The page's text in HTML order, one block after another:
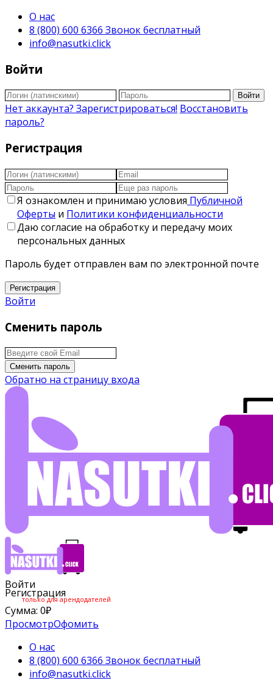
О нас
8 (800) 600 6366 Звонок бесплатный
info@nasutki.click
Войти
Войти
Нет аккаунта? Зарегистрироваться! Восстановить
пароль?
Регистрация
Я ознакомлен и принимаю условия Публичной
Оферты и Политики конфиденциальности
Даю согласие на обработку и передачу моих
персональных данных
Пароль будет отправлен вам по электронной почте
Регистрация
Войти
Сменить пароль
Сменить пароль
Обратно на страницу входа
Войти
Регистрация
только для арендодателей
Сумма: 0₽
ПросмотрОфомить
О нас
8 (800) 600 6366 Звонок бесплатный
info@nasutki.click